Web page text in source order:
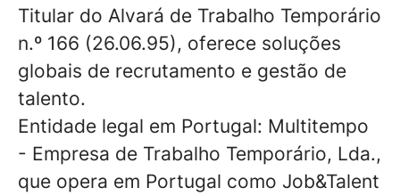
Titular do Alvará de Trabalho Temporário
n.º 166 (26.06.95), oferece soluções
globais de recrutamento e gestão de
talento.
Entidade legal em Portugal: Multitempo
- Empresa de Trabalho Temporário, Lda.,
que opera em Portugal como Job&Talent